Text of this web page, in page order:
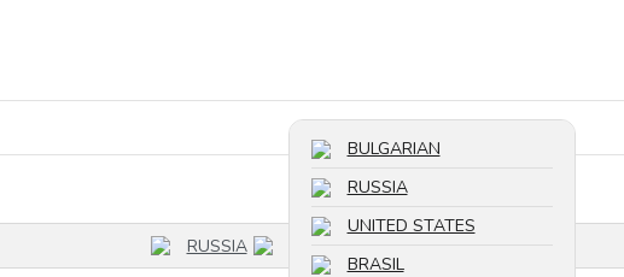
RUSSIA
BULGARIAN
RUSSIA
UNITED STATES
BRASIL